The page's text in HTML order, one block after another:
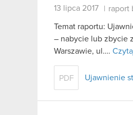
13 lipca 2017 raport
Temat raportu:
– nabycie lub zbycie
Warszawie, ul….
PDF Ujawnienie